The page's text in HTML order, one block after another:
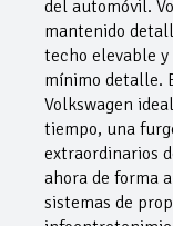
del automóvil.
mantenido
techo elevable
mínimo detalle.
Volkswagen
tiempo, una
extraordinarios
ahora de forma
sistemas de